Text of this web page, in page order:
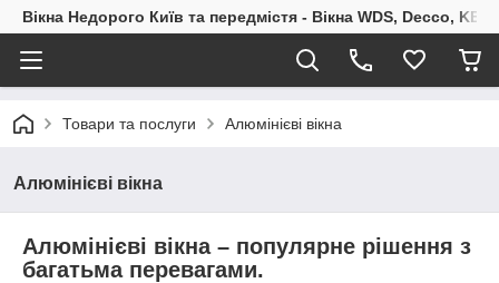
Вікна Недорого Київ та передмістя - Вікна WDS, Decco,
Товари та послуги Алюмінієві вікна
Алюмінієві вікна
Алюмінієві вікна – популярне рішення з
багатьма перевагами.